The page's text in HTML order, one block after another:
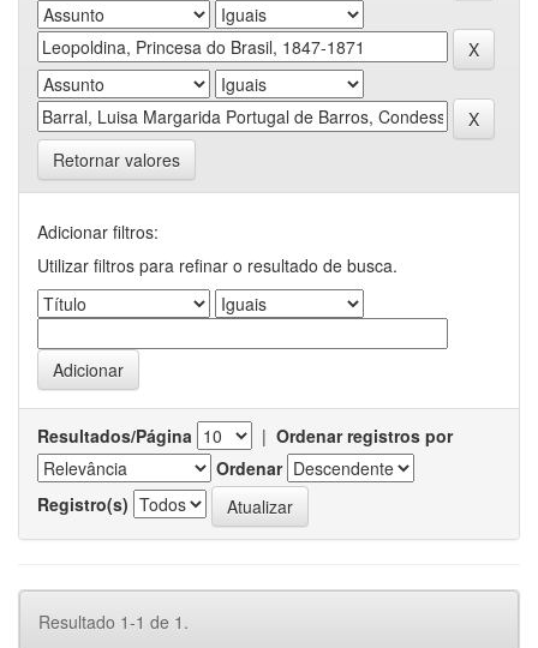
Retornar valores
Adicionar filtros:
Utilizar filtros para refinar o resultado de busca.
Resultados/Página | Ordenar registros por
Ordenar
Registro(s)
Resultado 1-1 de 1.